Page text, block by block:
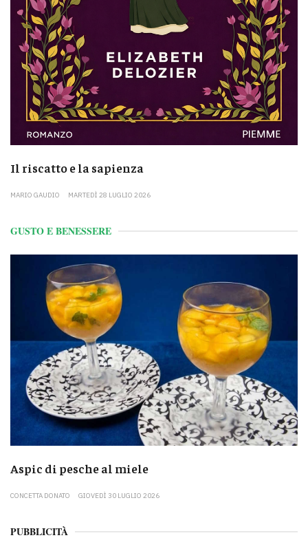
Il riscatto e la sapienza
MARIO GAUDIO MARTEDÌ 28 LUGLIO 2026
GUSTO E BENESSERE
Aspic di pesche al miele
CONCETTA DONATO GIOVEDÌ 30 LUGLIO 2026
PUBBLICITÀ